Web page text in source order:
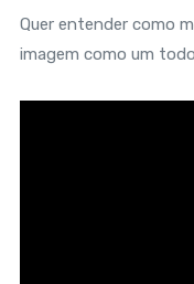
Quer entender como
imagem como um